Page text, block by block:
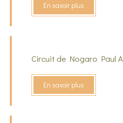
En savoir plus
Circuit de Nogaro Paul
En savoir plus